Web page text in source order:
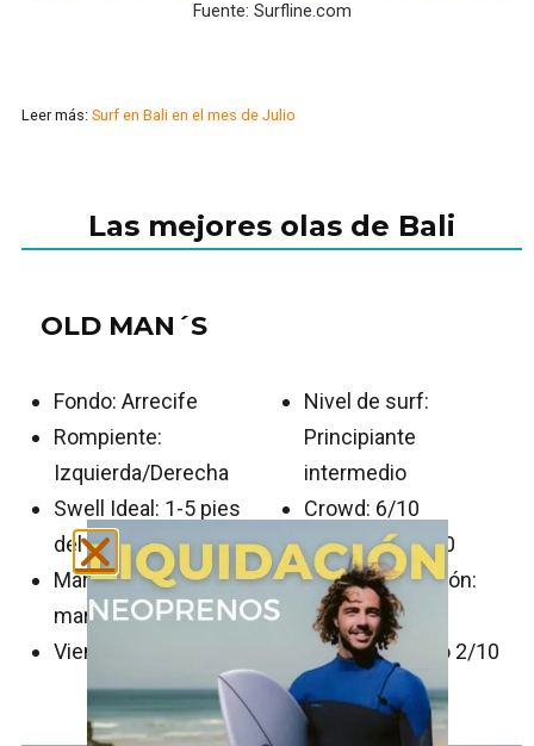
Fuente: Surfline.com
Leer más: Surf en Bali en el mes de Julio
Las mejores olas de Bali
OLD MAN´S
Fondo: Arrecife
Rompiente:
Izquierda/Derecha
Swell Ideal: 1-5 pies
del S-SW
Marea: Todas las
mareas
Viento: Norte y Este
Nivel de surf:
Principiante
intermedio
Crowd: 6/10
Localismo: 5/10
Nivel de diversión:
5/10
Nivel de Riesgo 2/10